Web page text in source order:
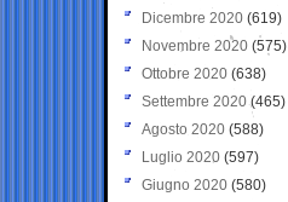
Dicembre 2020 (619)
Novembre 2020 (575)
Ottobre 2020 (638)
Settembre 2020(465)
Agosto 2020 (588)
Luglio 2020 (597)
Giugno 2020 (580)